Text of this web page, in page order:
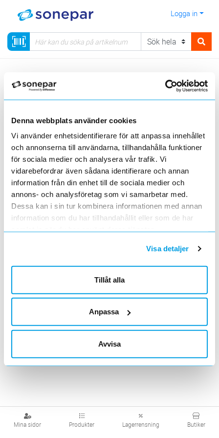
Denna webbplats använder cookies
Vi använder enhetsidentifierare för att anpassa innehållet
och annonserna till användarna, tillhandahålla funktioner
för sociala medier och analysera vår trafik. Vi
vidarebefordrar även sådana identifierare och annan
information från din enhet till de sociala medier och
annons- och analysföretag som vi samarbetar med.
Dessa kan i sin tur kombinera informationen med annan
information som du har tillhandahållit eller som de har
samlat in när du har använt deras tjänster.
Visa detaljer
Tillåt alla
Anpassa
Avvisa
Logga in
Mina sidor Produkter Lagerrensning Butiker
Visa produkter från alla underliggande kategorier
Led dimbar Led ej dimbar E27
Visa produkter från alla underliggande kategorier